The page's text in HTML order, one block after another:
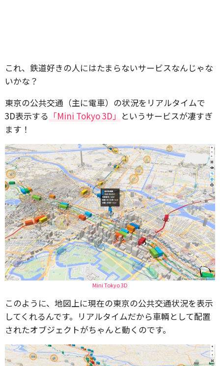
これ、鉄道好きの人にはたまらないサービスなんじゃな
いかな？
東京の公共交通（主に電車）の状況をリアルタイムで
3D表示する 「Mini Tokyo 3D」 というサービスが凄すぎ
ます！
Mini Tokyo 3D
このように、地図上に現在の東京の公共交通状況を表示
してくれるんです。リアルタイムだから車輌として配置
されたオブジェクトがちゃんと動くのです。